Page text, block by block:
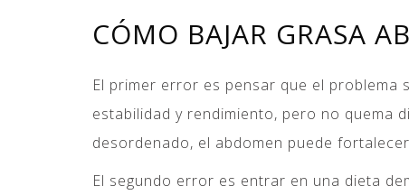
CÓMO BAJAR GRASA
El primer error es pensar que el
estabilidad y rendimiento, pero no quema
desordenado, el abdomen puede
El segundo error es entrar en una dieta